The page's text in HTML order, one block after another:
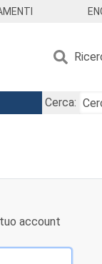
Cerca:
account